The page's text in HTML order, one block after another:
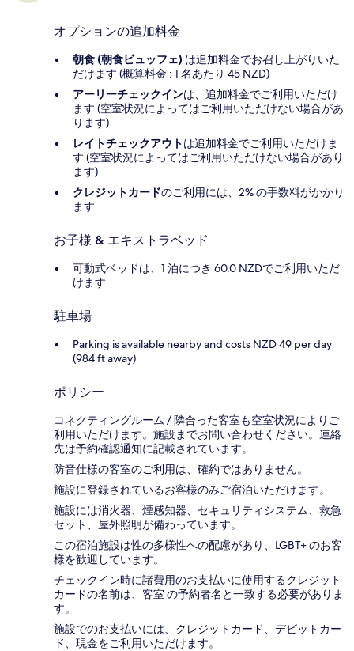
オプションの追加料金
朝食 (朝食ビュッフェ) は追加料金でお召し上がりいた
だけます (概算料金 : 1 名あたり 45 NZD)
アーリーチェックインは、追加料金でご利用いただけ
ます (空室状況によってはご利用いただけない場合があ
ります)
レイトチェックアウトは追加料金でご利用いただけま
す (空室状況によってはご利用いただけない場合があり
ます)
クレジットカードのご利用には、2% の手数料がかかり
ます
お子様 & エキストラベッド
可動式ベッドは、1 泊につき 60.0 NZDでご利用いただ
けます
駐車場
Parking is available nearby and costs NZD 49 per day
(984 ft away)
ポリシー
コネクティングルーム / 隣合った客室も空室状況によりご
利用いただけます。施設までお問い合わせください。連絡
先は予約確認通知に記載されています。
防音仕様の客室のご利用は、確約ではありません。
施設に登録されているお客様のみご宿泊いただけます。
施設には消火器、煙感知器、セキュリティシステム、救急
セット、屋外照明が備わっています。
この宿泊施設は性の多様性への配慮があり、LGBT+ のお客
様を歓迎しています。
チェックイン時に諸費用のお支払いに使用するクレジット
カードの名前は、客室 の予約者名と一致する必要がありま
す。
施設でのお支払いには、クレジットカード、デビットカー
ド、現金をご利用いただけます。